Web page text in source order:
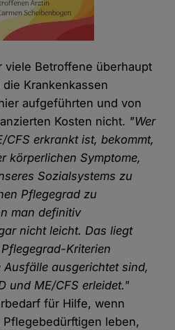
viele Betroffene überhaupt
Krankenkassen
aufgeführten und von
Kosten nicht. "Wer
CFS erkrankt ist, bekommt,
körperlichen Symptome,
Sozialsystems zu
Pflegegrad zu
man definitiv
nicht leicht. Das liegt
Kriterien
ausgerichtet sind,
und ME/CFS erleidet."
für Hilfe, wenn
leben,